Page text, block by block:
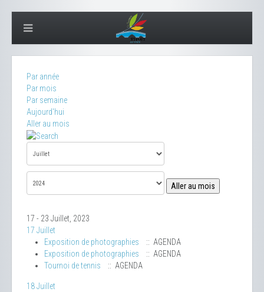
Par année
Par mois
Par semaine
Aujourd'hui
Aller au mois
Aller au mois
17 - 23 Juillet, 2023
17 Juillet
Exposition de photographies
:: AGENDA
Exposition de photographies
:: AGENDA
Tournoi de tennis
:: AGENDA
18 Juillet